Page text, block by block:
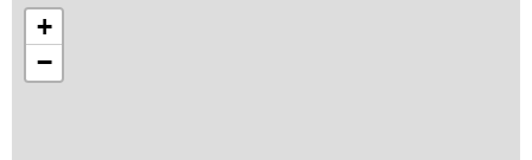
+
−